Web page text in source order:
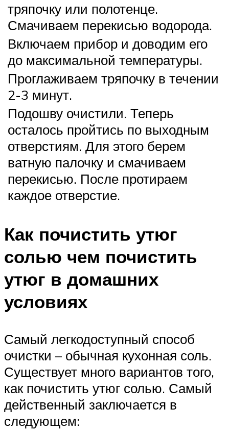
тряпочку или полотенце.
Смачиваем перекисью водорода.
Включаем прибор и доводим его
до максимальной температуры.
Проглаживаем тряпочку в течении
2-3 минут.
Подошву очистили. Теперь
осталось пройтись по выходным
отверстиям. Для этого берем
ватную палочку и смачиваем
перекисью. После протираем
каждое отверстие.
Как почистить утюг
солью чем почистить
утюг в домашних
условиях
Самый легкодоступный способ
очистки – обычная кухонная соль.
Существует много вариантов того,
как почистить утюг солью. Самый
действенный заключается в
следующем: